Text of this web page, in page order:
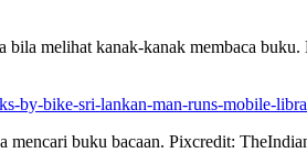
melihat kanak-kanak membaca
by-bike-sri-lankan-man-runs-mobile-
buku bacaan. Pixcredit: